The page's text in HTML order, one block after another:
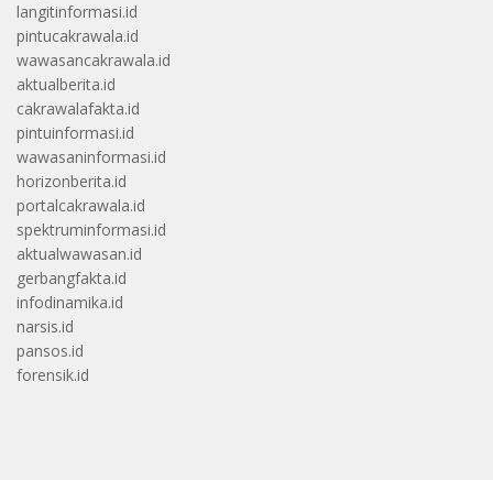
langitinformasi.id
pintucakrawala.id
wawasancakrawala.id
aktualberita.id
cakrawalafakta.id
pintuinformasi.id
wawasaninformasi.id
horizonberita.id
portalcakrawala.id
spektruminformasi.id
aktualwawasan.id
gerbangfakta.id
infodinamika.id
narsis.id
pansos.id
forensik.id